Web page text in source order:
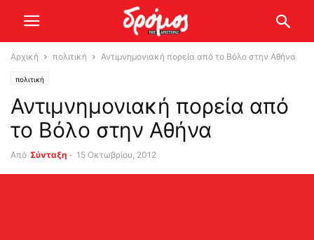
Αρχική πολιτική Αντιμνημονιακή πορεία από το Βόλο στην Αθήνα
πολιτική
Αντιμνημονιακή πορεία από
το Βόλο στην Αθήνα
Από Σύνταξη - 15 Οκτωβρίου, 2012